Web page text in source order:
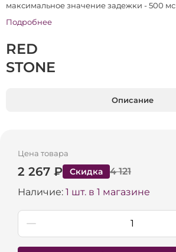
максимальное значение задежки - 500 мс
Подробнее
RED
STONE
Описание
Цена товара
2 267 ₽ Скидка
4 121
Наличие: 1 шт. в 1 магазине